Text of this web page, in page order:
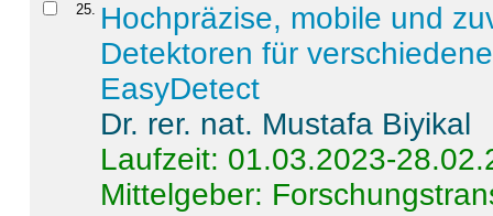
25. Hochpräzise, mobile und
Detektoren für
EasyDetect
Dr. rer. nat. Mustafa Biyikal
Laufzeit: 01.03.2023-
Mittelgeber: